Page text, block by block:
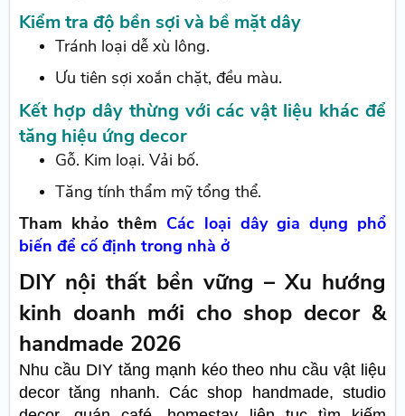
Kiểm tra độ bền sợi và bề mặt dây
Tránh loại dễ xù lông.
Ưu tiên sợi xoắn chặt, đều màu.
Kết hợp dây thừng với các vật liệu khác để
tăng hiệu ứng decor
Gỗ. Kim loại. Vải bố.
Tăng tính thẩm mỹ tổng thể.
Tham khảo thêm Các loại dây gia dụng phổ
biến để cố định trong nhà ở
DIY nội thất bền vững – Xu hướng
kinh doanh mới cho shop decor &
handmade 2026
Nhu cầu DIY tăng mạnh kéo theo nhu cầu vật liệu
decor tăng nhanh. Các shop handmade, studio